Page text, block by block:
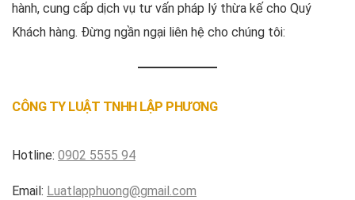
hành, cung cấp dịch vụ tư vấn pháp lý thừa kế cho Quý
Khách hàng. Đừng ngần ngại liên hệ cho chúng tôi:
CÔNG TY LUẬT TNHH LẬP PHƯƠNG
Hotline: 0902 5555 94
Email: Luatlapphuong@gmail.com